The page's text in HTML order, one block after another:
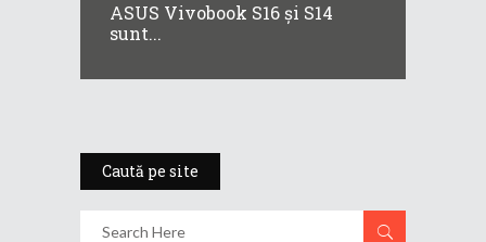
ASUS Vivobook S16 și S14
sunt...
Caută pe site